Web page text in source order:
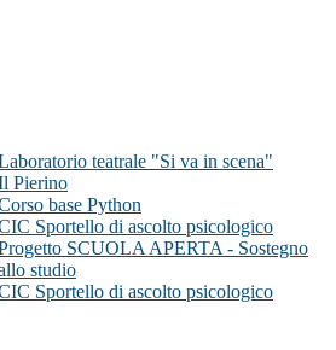
teatrale "Si va in scena"
Pierino
base Python
Sportello di ascolto psicologico
SCUOLA APERTA - Sostegno
studio
Sportello di ascolto psicologico